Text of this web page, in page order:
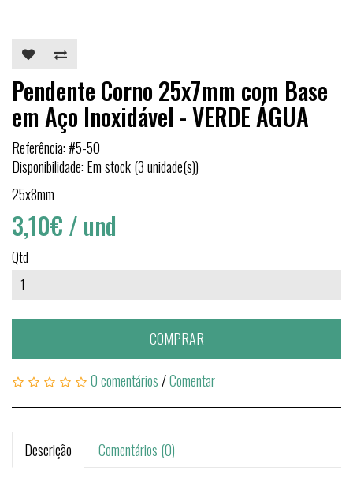
Pendente Corno 25x7mm com Base
em Aço Inoxidável - VERDE ÁGUA
Referência: #5-50
Disponibilidade: Em stock (3 unidade(s))
25x8mm
3,10€ / und
Qtd
COMPRAR
0 comentários/Comentar
Descrição Comentários (0)